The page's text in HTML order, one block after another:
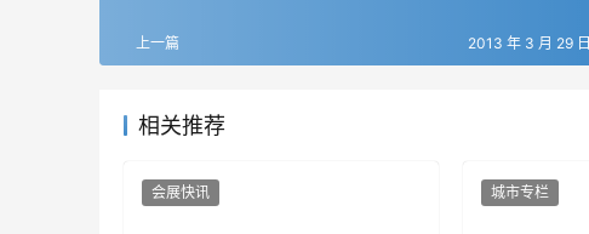
上一篇 2013 年 3 月 29 日
相关推荐
会展快讯 城市专栏